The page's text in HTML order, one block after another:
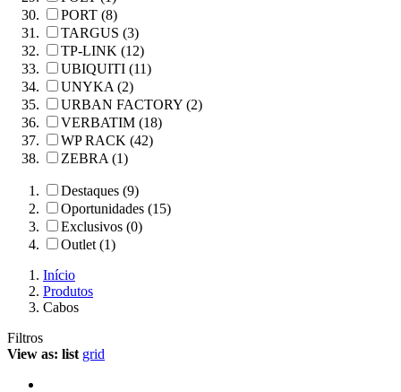
PORT (8)
TARGUS (3)
TP-LINK (12)
UBIQUITI (11)
UNYKA (2)
URBAN FACTORY (2)
VERBATIM (18)
WP RACK (42)
ZEBRA (1)
Destaques (9)
Oportunidades (15)
Exclusivos (0)
Outlet (1)
Início
Produtos
Cabos
Filtros
View as: list grid